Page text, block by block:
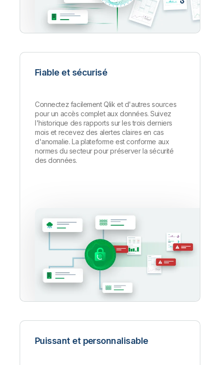
Fiable et sécurisé
Connectez facilement Qlik et d'autres sources
pour un accès complet aux données. Suivez
l'historique des rapports sur les trois derniers
mois et recevez des alertes claires en cas
d'anomalie. La plateforme est conforme aux
normes du secteur pour préserver la sécurité
des données.
Puissant et personnalisable